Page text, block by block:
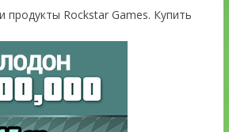
продукты Rockstar Games. Купить